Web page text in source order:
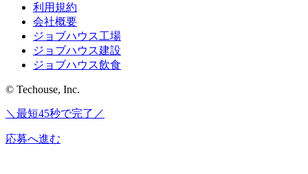
利用規約
会社概要
ジョブハウス工場
ジョブハウス建設
ジョブハウス飲食
© Techouse, Inc.
＼最短45秒で完了／
応募へ進む